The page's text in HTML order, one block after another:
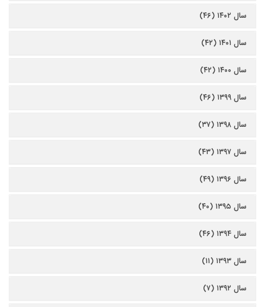
سال ۱۴۰۲ (۴۶)
سال ۱۴۰۱ (۴۲)
سال ۱۴۰۰ (۴۲)
سال ۱۳۹۹ (۴۶)
سال ۱۳۹۸ (۳۷)
سال ۱۳۹۷ (۴۳)
سال ۱۳۹۶ (۴۹)
سال ۱۳۹۵ (۴۰)
سال ۱۳۹۴ (۴۶)
سال ۱۳۹۳ (۱۱)
سال ۱۳۹۲ (۷)